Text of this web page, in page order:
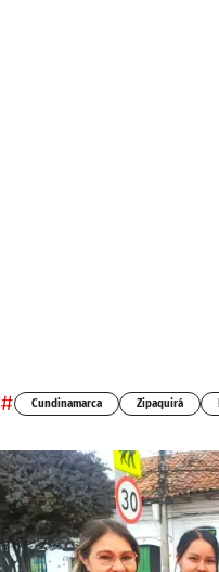
# Cundinamarca Zipaquirá